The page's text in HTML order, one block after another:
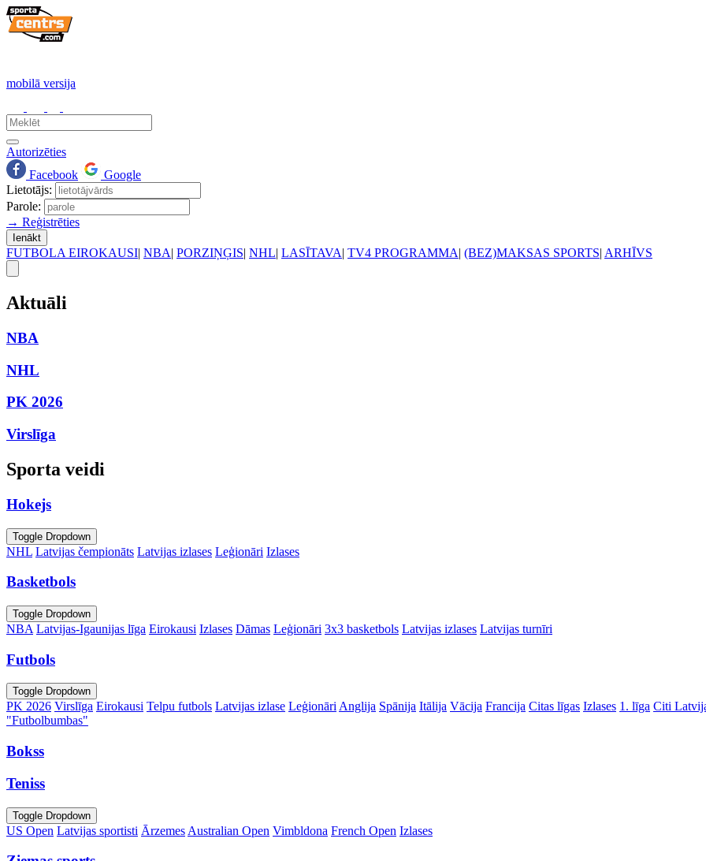
mobilā versija
Autorizēties
Facebook
Google
Lietotājs:
Parole:
→ Reģistrēties
Ienākt
FUTBOLA EIROKAUSI| NBA| PORZIŅĢIS| NHL| LASĪTAVA| TV4 PROGRAMMA| (BEZ)MAKSAS SPORTS| ARHĪVS
Aktuāli
NBA
NHL
PK 2026
Virslīga
Sporta veidi
Hokejs
Toggle Dropdown
NHL Latvijas čempionāts Latvijas izlases Leģionāri Izlases
Basketbols
Toggle Dropdown
NBA Latvijas-Igaunijas līga Eirokausi Izlases Dāmas Leģionāri 3x3 basketbols Latvijas izlases Latvijas turnīri
Futbols
Toggle Dropdown
PK 2026 Virslīga Eirokausi Telpu futbols Latvijas izlase Leģionāri Anglija Spānija Itālija Vācija Francija Citas līgas Izlases 1. līga Citi
"Futbolbumbas"
Bokss
Teniss
Toggle Dropdown
US Open Latvijas sportisti Ārzemes Australian Open Vimbldona French Open Izlases